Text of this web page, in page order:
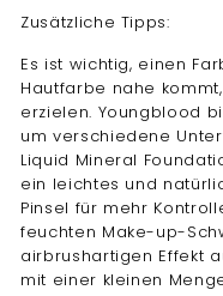
Zusätzliche Tipps:
Es ist wichtig, einen
Hautfarbe nahe
erzielen. Youngblood
um verschiedene
Liquid Mineral
ein leichtes und
Pinsel für mehr
feuchten Make-up-
airbrushartigen Effekt
mit einer kleinen